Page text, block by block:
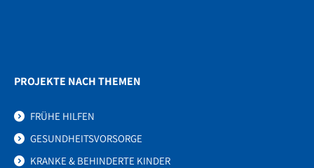
PROJEKTE NACH THEMEN
FRÜHE HILFEN
GESUNDHEITSVORSORGE
KRANKE & BEHINDERTE KINDER